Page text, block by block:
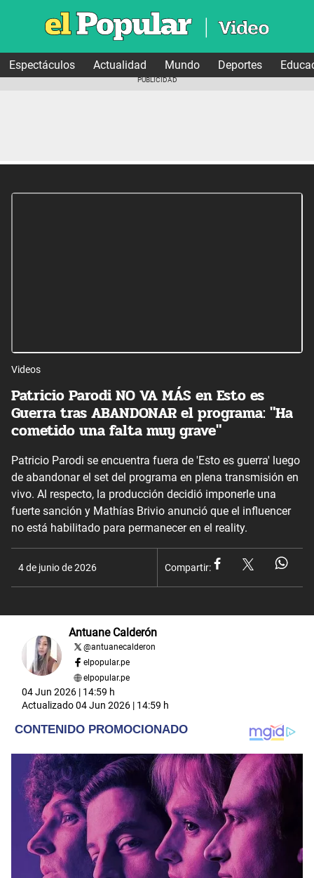
Espectáculos Actualidad Mundo Deportes
Videos
Patricio Parodi NO VA MÁS en Esto es
Guerra tras ABANDONAR el programa: "Ha
cometido una falta muy grave"
Patricio Parodi se encuentra fuera de 'Esto es guerra' luego
de abandonar el set del programa en plena transmisión en
vivo. Al respecto, la producción decidió imponerle una
fuerte sanción y Mathías Brivio anunció que el influencer
no está habilitado para permanecer en el reality.
4 de junio de 2026 Compartir:
Antuane Calderón
@antuanecalderon
elpopular.pe
elpopular.pe
04 Jun 2026 | 14:59 h
Actualizado04 Jun 2026 | 14:59 h